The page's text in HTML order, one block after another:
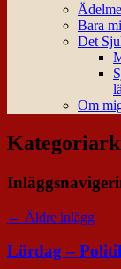
Bara
Det
Om
← Äldre inlägg
Lördag –